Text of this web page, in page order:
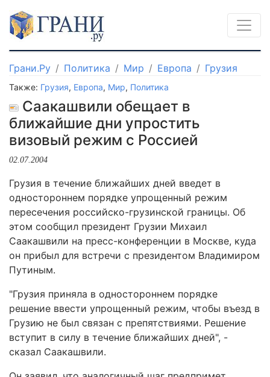
Грани.Ру Политика Мир Европа Грузия
Также: Грузия, Европа, Мир, Политика
Саакашвили обещает в
ближайшие дни упростить
визовый режим с Россией
02.07.2004
Грузия в течение ближайших дней введет в
одностороннем порядке упрощенный режим
пересечения российско-грузинской границы. Об
этом сообщил президент Грузии Михаил
Саакашвили на пресс-конференции в Москве, куда
он прибыл для встречи с президентом Владимиром
Путиным.
"Грузия приняла в одностороннем порядке
решение ввести упрощенный режим, чтобы въезд в
Грузию не был связан с препятствиями. Решение
вступит в силу в течение ближайших дней", -
сказал Саакашвили.